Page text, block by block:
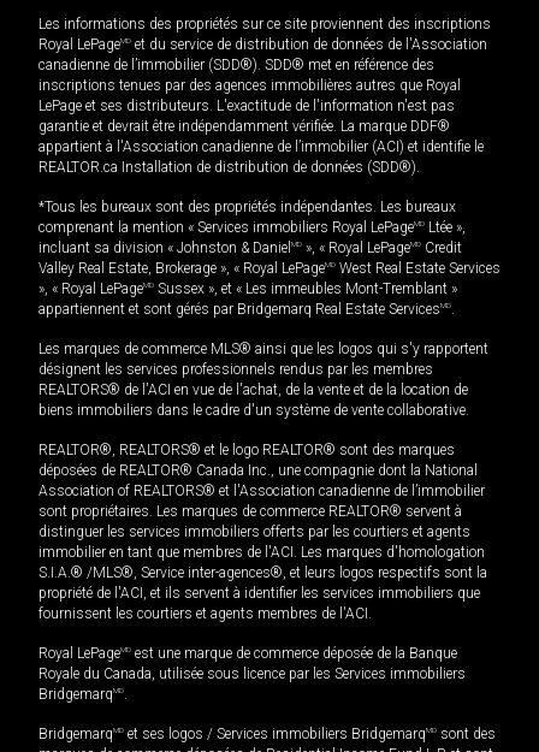
Les informations des propriétés sur ce site proviennent des inscriptions
Royal LePageMD et du service de distribution de données de l'Association
canadienne de l’immobilier (SDD®). SDD® met en référence des
inscriptions tenues par des agences immobilières autres que Royal
LePage et ses distributeurs. L'exactitude de l'information n'est pas
garantie et devrait être indépendamment vérifiée. La marque DDF®
appartient à l'Association canadienne de l’immobilier (ACI) et identifie le
REALTOR.ca Installation de distribution de données (SDD®).
*Tous les bureaux sont des propriétés indépendantes. Les bureaux
comprenant la mention « Services immobiliers Royal LePageMD Ltée »,
incluant sa division « Johnston & Daniel MD », « Royal LePageMD Credit
Valley Real Estate, Brokerage », « Royal LePageMD West Real Estate Services
», « Royal LePageMD Sussex », et « Les immeubles Mont-Tremblant »
appartiennent et sont gérés par Bridgemarq Real Estate ServicesMD.
Les marques de commerce MLS® ainsi que les logos qui s'y rapportent
désignent les services professionnels rendus par les membres
REALTORS® de l'ACI en vue de l'achat, de la vente et de la location de
biens immobiliers dans le cadre d'un système de vente collaborative.
REALTOR®, REALTORS® et le logo REALTOR® sont des marques
déposées de REALTOR® Canada Inc., une compagnie dont la National
Association of REALTORS® et l'Association canadienne de l’immobilier
sont propriétaires. Les marques de commerce REALTOR® servent à
distinguer les services immobiliers offerts par les courtiers et agents
immobilier en tant que membres de l'ACI. Les marques d'homologation
S.I.A.® /MLS®, Service inter-agences®, et leurs logos respectifs sont la
propriété de l'ACI, et ils servent à identifier les services immobiliers que
fournissent les courtiers et agents membres de l'ACI.
Royal LePageMD est une marque de commerce déposée de la Banque
Royale du Canada, utilisée sous licence par les Services immobiliers
BridgemarqMD.
BridgemarqMD et ses logos / Services immobiliers BridgemarqMD sont des